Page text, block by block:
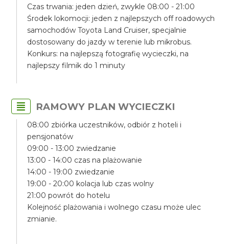
Czas trwania: jeden dzień, zwykle 08:00 - 21:00
Środek lokomocji: jeden z najlepszych off roadowych
samochodów Toyota Land Cruiser, specjalnie
dostosowany do jazdy w terenie lub mikrobus.
Konkurs: na najlepszą fotografię wycieczki, na
najlepszy filmik do 1 minuty
RAMOWY PLAN WYCIECZKI
08:00 zbiórka uczestników, odbiór z hoteli i
pensjonatów
09:00 - 13:00 zwiedzanie
13:00 - 14:00 czas na plażowanie
14:00 - 19:00 zwiedzanie
19:00 - 20:00 kolacja lub czas wolny
21:00 powrót do hotelu
Kolejność plażowania i wolnego czasu może ulec
zmianie.